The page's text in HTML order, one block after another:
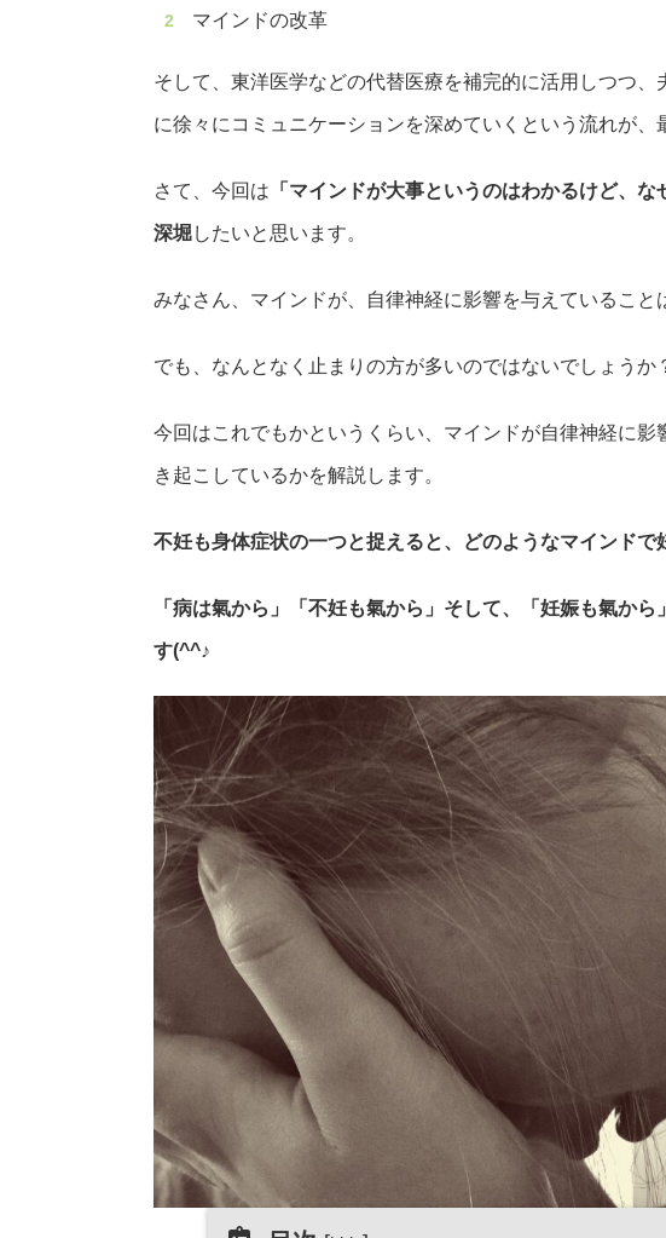
マインドの改革
そして、東洋医学などの代替医療を補完的に活用しつつ
に徐々にコミュニケーションを深めていくという流れが、
さて、今回は 「マインドが大事というのはわかるけど、
深堀したいと思います。
みなさん、マインドが、自律神経に影響を与えていること
でも、なんとなく止まりの方が多いのではないでしょうか
今回はこれでもかというくらい、マインドが自律神経に影
き起こしているかを解説します。
不妊も身体症状の一つと捉えると、どのようなマインドで
「病は氣から」「不妊も氣から」そして、「妊娠も氣か
す(^^♪